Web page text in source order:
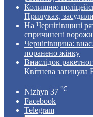
Колишню
Прилуках,
На Чернігівщині
спричинені
Чернігівщина:
поранено жінку
Внаслідок
Квітнева
Nizhyn 37 ℃
Facebook
Telegram